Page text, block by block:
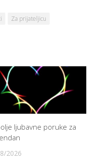
Za prijateljicu
ljubavne poruke za
2026